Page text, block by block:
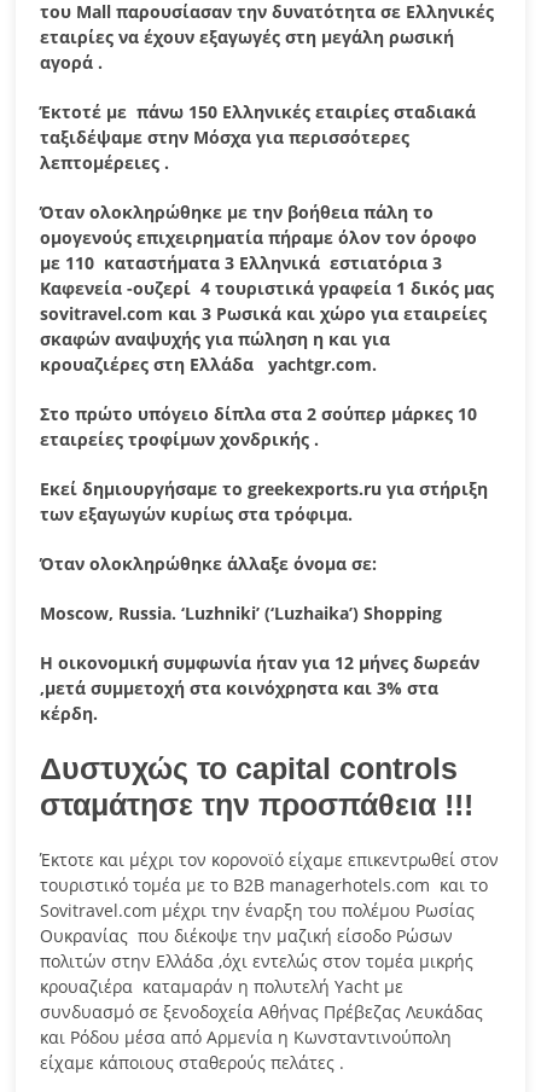
του Mall παρουσίασαν την δυνατότητα σε Ελληνικές
εταιρίες να έχουν εξαγωγές στη μεγάλη ρωσική
αγορά .
Έκτοτέ με πάνω 150 Ελληνικές εταιρίες σταδιακά
ταξιδέψαμε στην Μόσχα για περισσότερες
λεπτομέρειες .
Όταν ολοκληρώθηκε με την βοήθεια πάλη το
ομογενούς επιχειρηματία πήραμε όλον τον όροφο
με 110 καταστήματα 3 Ελληνικά εστιατόρια 3
Καφενεία -ουζερί 4 τουριστικά γραφεία 1 δικός μας
sovitravel.com και 3 Ρωσικά και χώρο για εταιρείες
σκαφών αναψυχής για πώληση η και για
κρουαζιέρες στη Ελλάδαyachtgr.com.
Στο πρώτο υπόγειο δίπλα στα 2 σούπερ μάρκες 10
εταιρείες τροφίμων χονδρικής .
Εκεί δημιουργήσαμε τοgreekexports.ru για στήριξη
των εξαγωγών κυρίως στα τρόφιμα.
Όταν ολοκληρώθηκε άλλαξε όνομα σε:
Moscow, Russia.‘Luzhniki’ (‘Luzhaika’) Shopping
Η οικονομική συμφωνία ήταν για 12 μήνες δωρεάν
,μετά συμμετοχή στα κοινόχρηστα και 3% στα
κέρδη.
Δυστυχώς το capital controls
σταμάτησε την προσπάθεια !!!
Έκτοτε και μέχρι τον κορονοϊό είχαμε επικεντρωθεί στον
τουριστικό τομέα με το B2B managerhotels.com και το
Sovitravel.com μέχρι την έναρξη του πολέμου Ρωσίας
Ουκρανίας που διέκοψε την μαζική είσοδο Ρώσων
πολιτών στην Ελλάδα ,όχι εντελώς στον τομέα μικρής
κρουαζιέρα καταμαράν η πολυτελή Yacht με
συνδυασμό σε ξενοδοχεία Αθήνας Πρέβεζας Λευκάδας
και Ρόδου μέσα από Αρμενία η Κωνσταντινούπολη
είχαμε κάποιους σταθερούς πελάτες .